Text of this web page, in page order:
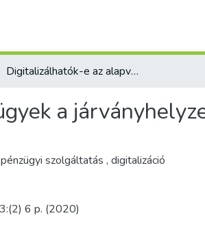
Digitalizálhatók-e az alapvető pénzügyek a járványhelyzet hatására?
a
pénzügyi szolgáltatás , digitalizáció
6 p. (2020)